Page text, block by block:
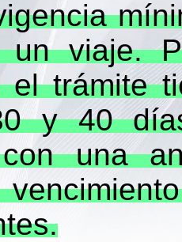
un viaje.
el trámite
y 40
con una